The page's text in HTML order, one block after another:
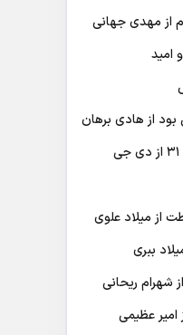
از مهدی جهانی
امید
از هادی برهان
دانلود آهنگ عشق عمیق ۳۱ از دی جی
از میلاد علوی
ببری
شهرام ریحانی
امیر عظیمی